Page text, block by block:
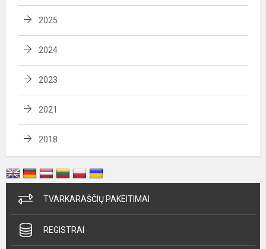
2025
2024
2023
2021
2018
TVARKARAŠČIŲ PAKEITIMAI
REGISTRAI